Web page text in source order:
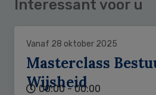
Interessant voor u
Vanaf 28 oktober 2025
Masterclass
Wijsheid
00:00 - 00:00